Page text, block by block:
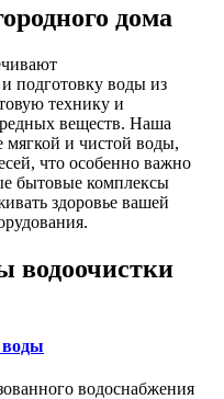
дома
подготовку воды из
технику и
веществ. Наша
мягкой и чистой воды,
что особенно важно
бытовые комплексы
здоровье вашей
водоочистки
воды
водоснабжения